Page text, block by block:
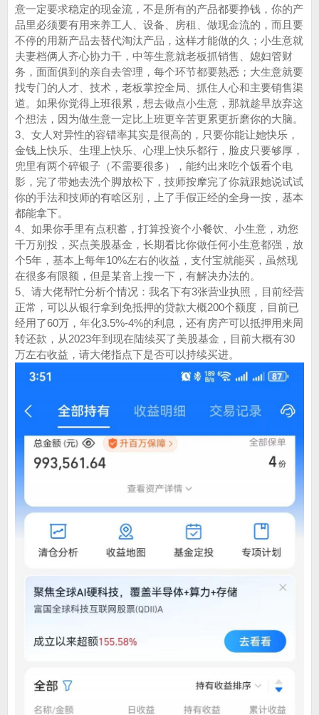
意一定要求稳定的现金流，不是所有的产品都要挣钱，你的产
品里必须要有用来养工人、设备、房租、做现金流的，而且要
不停的用新产品去替代淘汰产品，这样才能做的久；小生意就
夫妻档俩人齐心协力干，中等生意就老板抓销售、媳妇管财
务，面面俱到的亲自去管理，每个环节都要熟悉；大生意就要
找专门的人才、技术，老板掌控全局、抓住人心和主要销售渠
道。如果你觉得上班很累，想去做点小生意，那就趁早放弃这
个想法，因为做生意一定比上班更辛苦更累更折磨你的大脑。
3、女人对异性的容错率其实是很高的，只要你能让她快乐，
金钱上快乐、生理上快乐、心理上快乐都行，脸皮只要够厚，
兜里有两个碎银子（不需要很多），能约出来吃个饭看个电
影，完了带她去洗个脚放松下，技师按摩完了你就跟她说试试
你的手法和技师的有啥区别，上了手假正经的全身一按，基本
都能拿下。
4、如果你手里有点积蓄，打算投资个小餐饮、小生意，劝您
千万别投，买点美股基金，长期看比你做任何小生意都强，放
个5年，基本上每年10%左右的收益，支付宝就能买，虽然现
在很多有限额，但是某音上搜一下，有解决办法的。
5、请大佬帮忙分析个情况：我名下有3张营业执照，目前经营
正常，可以从银行拿到免抵押的贷款大概200个额度，目前已
经用了60万，年化3.5%-4%的利息，还有房产可以抵押用来周
转还款，从2023年到现在陆续买了美股基金，目前大概有30
万左右收益，请大佬指点下是否可以持续买进。